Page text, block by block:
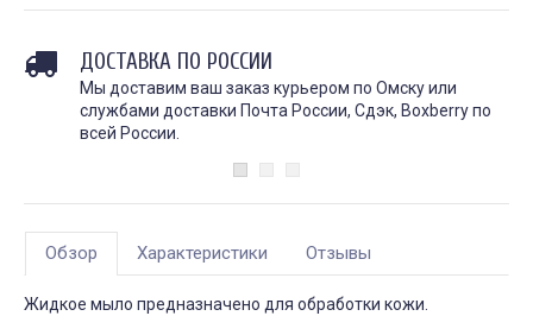
ДОСТАВКА ПО РОССИИ
Мы доставим ваш заказ курьером по Омску или
службами доставки Почта России, Сдэк, Boxberry по
всей России.
Обзор Характеристики Отзывы
Жидкое мыло предназначено для обработки кожи.